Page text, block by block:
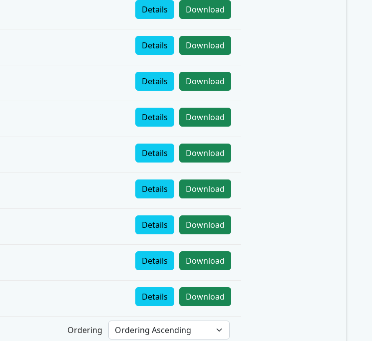
Download
Details
Download
Details
Download
Details
Download
Details
Download
Details
Download
Details
Download
Details
Download
Details
Download
Details
Ordering